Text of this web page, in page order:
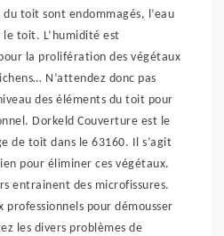
toit sont endommagés, l’eau
toit. L’humidité est
la prolifération des végétaux
N’attendez donc pas
des éléments du toit pour
Dorkeld Couverture est le
de toit dans le 63160. Il s’agit
pour éliminer ces végétaux.
entrainent des microfissures.
professionnels pour démousser
les divers problèmes de